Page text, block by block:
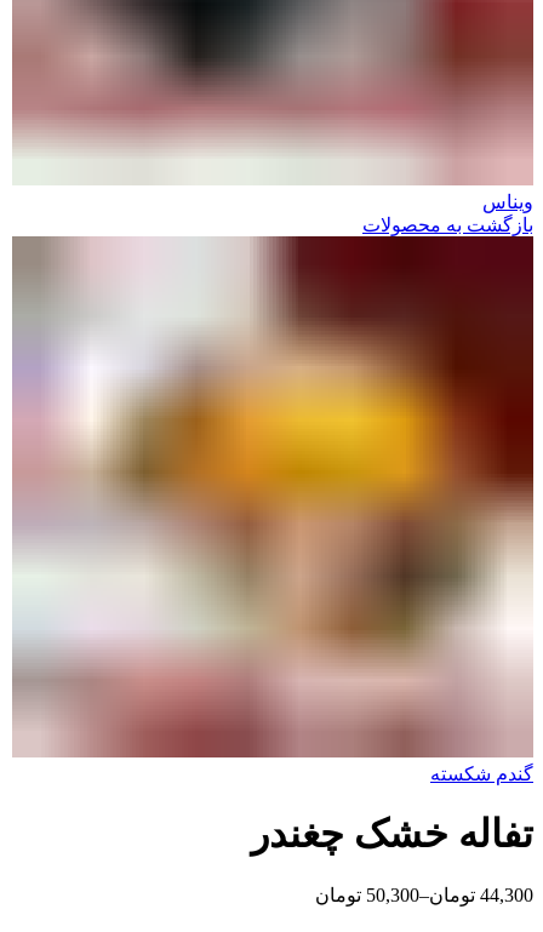
ویناس
بازگشت به محصولات
گندم شکسته
تفاله خشک چغندر
44,300 تومان–
50,300 تومان